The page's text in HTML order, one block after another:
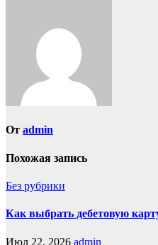
От admin
Похожая запись
Без рубрики
Как выбрать дебетовую
Июл 22, 2026 admin